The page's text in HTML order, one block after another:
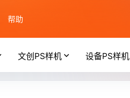
帮助
文创PS样机 设备PS样机